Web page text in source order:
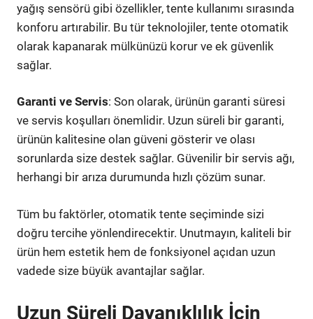
yağış sensörü gibi özellikler, tente kullanımı sırasında
konforu artırabilir. Bu tür teknolojiler, tente otomatik
olarak kapanarak mülkünüzü korur ve ek güvenlik
sağlar.
Garanti ve Servis: Son olarak, ürünün garanti süresi
ve servis koşulları önemlidir. Uzun süreli bir garanti,
ürünün kalitesine olan güveni gösterir ve olası
sorunlarda size destek sağlar. Güvenilir bir servis ağı,
herhangi bir arıza durumunda hızlı çözüm sunar.
Tüm bu faktörler, otomatik tente seçiminde sizi
doğru tercihe yönlendirecektir. Unutmayın, kaliteli bir
ürün hem estetik hem de fonksiyonel açıdan uzun
vadede size büyük avantajlar sağlar.
Uzun Süreli Dayanıklılık İçin